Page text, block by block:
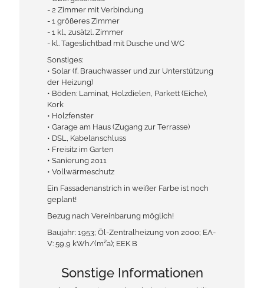
- 2 Zimmer mit Verbindung
- 1 größeres Zimmer
- 1 kl., zusätzl. Zimmer
- kl. Tageslichtbad mit Dusche und WC
Sonstiges:
• Solar (f. Brauchwasser und zur Unterstützung
der Heizung)
• Böden: Laminat, Holzdielen, Parkett (Eiche),
Kork
• Holzfenster
• Garage am Haus (Zugang zur Terrasse)
• DSL, Kabelanschluss
• Freisitz im Garten
• Sanierung 2011
• Vollwärmeschutz
Ein Fassadenanstrich in weißer Farbe ist noch
geplant!
Bezug nach Vereinbarung möglich!
Baujahr: 1953; Öl-Zentralheizung von 2000; EA-
V: 59,9 kWh/(m²a); EEK B
Sonstige Informationen